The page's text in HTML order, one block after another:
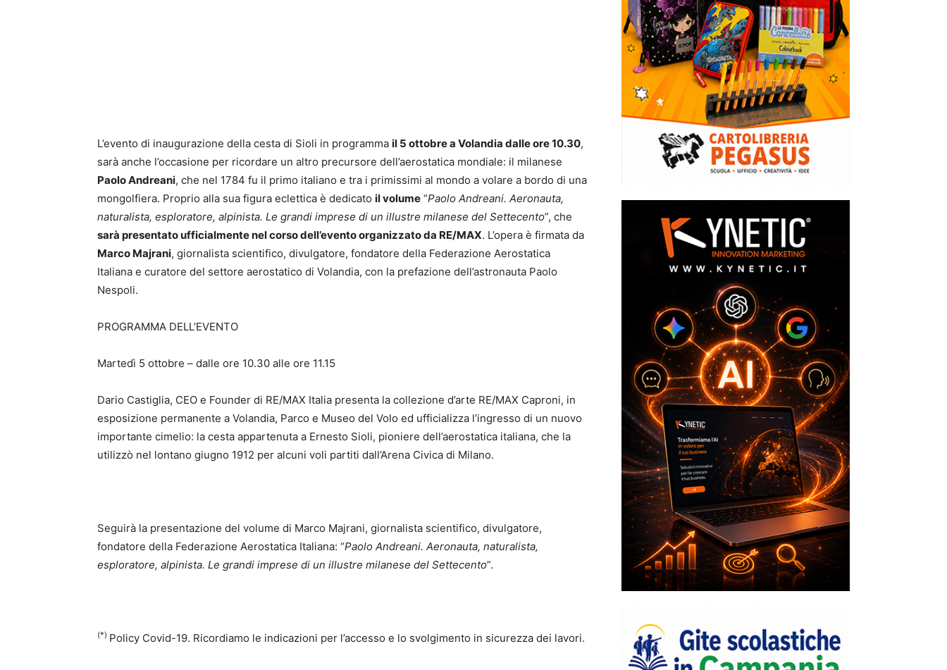
L’evento di inaugurazione della cesta di Sioli in programma il 5 ottobre a Volandia dalle ore 10.30,
sarà anche l’occasione per ricordare un altro precursore dell’aerostatica mondiale: il milanese
Paolo Andreani, che nel 1784 fu il primo italiano e tra i primissimi al mondo a volare a bordo di una
mongolfiera. Proprio alla sua figura eclettica è dedicato il volume “Paolo Andreani. Aeronauta,
naturalista, esploratore, alpinista. Le grandi imprese di un illustre milanese del Settecento”, che
sarà presentato ufficialmente nel corso dell’evento organizzato da RE/MAX. L’opera è firmata da
Marco Majrani, giornalista scientifico, divulgatore, fondatore della Federazione Aerostatica
Italiana e curatore del settore aerostatico di Volandia, con la prefazione dell’astronauta Paolo
Nespoli.
PROGRAMMA DELL’EVENTO
Martedì 5 ottobre – dalle ore 10.30 alle ore 11.15
Dario Castiglia, CEO e Founder di RE/MAX Italia presenta la collezione d’arte RE/MAX Caproni, in
esposizione permanente a Volandia, Parco e Museo del Volo ed ufficializza l’ingresso di un nuovo
importante cimelio: la cesta appartenuta a Ernesto Sioli, pioniere dell’aerostatica italiana, che la
utilizzò nel lontano giugno 1912 per alcuni voli partiti dall’Arena Civica di Milano.
Seguirà la presentazione del volume di Marco Majrani, giornalista scientifico, divulgatore,
fondatore della Federazione Aerostatica Italiana: “Paolo Andreani. Aeronauta, naturalista,
esploratore, alpinista. Le grandi imprese di un illustre milanese del Settecento”.
(*) Policy Covid-19. Ricordiamo le indicazioni per l’accesso e lo svolgimento in sicurezza dei lavori.